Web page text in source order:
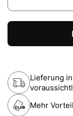
Lieferung
Mehr